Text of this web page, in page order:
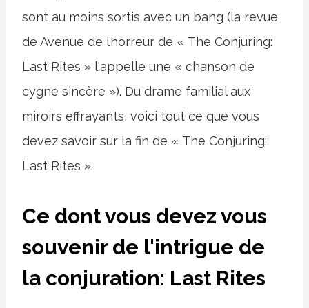
sont au moins sortis avec un bang (la revue
de Avenue de l’horreur de « The Conjuring:
Last Rites » l'appelle une « chanson de
cygne sincère »). Du drame familial aux
miroirs effrayants, voici tout ce que vous
devez savoir sur la fin de « The Conjuring:
Last Rites ».
Ce dont vous devez vous
souvenir de l'intrigue de
la conjuration: Last Rites